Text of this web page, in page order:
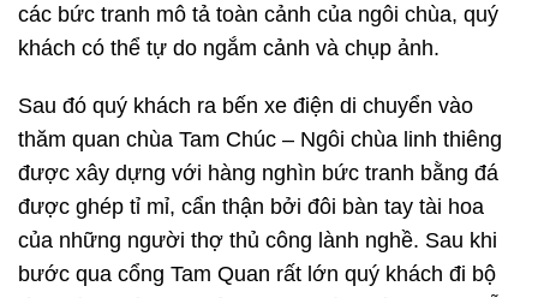
các bức tranh mô tả toàn cảnh của ngôi chùa, quý
khách có thể tự do ngắm cảnh và chụp ảnh.
Sau đó quý khách ra bến xe điện di chuyển vào
thăm quan chùa Tam Chúc – Ngôi chùa linh thiêng
được xây dựng với hàng nghìn bức tranh bằng đá
được ghép tỉ mỉ, cẩn thận bởi đôi bàn tay tài hoa
của những người thợ thủ công lành nghề. Sau khi
bước qua cổng Tam Quan rất lớn quý khách đi bộ